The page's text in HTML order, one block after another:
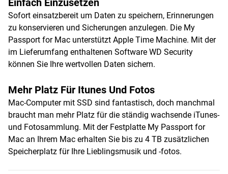
Einfach Einzusetzen
Sofort einsatzbereit um Daten zu speichern, Erinnerungen
zu konservieren und Sicherungen anzulegen. Die My
Passport for Mac unterstützt Apple Time Machine. Mit der
im Lieferumfang enthaltenen Software WD Security
können Sie Ihre wertvollen Daten sichern.
Mehr Platz Für Itunes Und Fotos
Mac-Computer mit SSD sind fantastisch, doch manchmal
braucht man mehr Platz für die ständig wachsende iTunes-
und Fotosammlung. Mit der Festplatte My Passport for
Mac an Ihrem Mac erhalten Sie bis zu 4 TB zusätzlichen
Speicherplatz für Ihre Lieblingsmusik und -fotos.